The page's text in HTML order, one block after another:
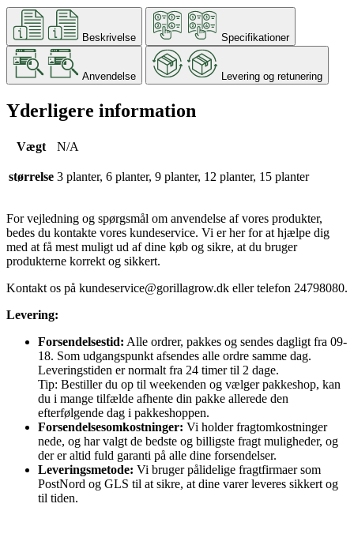
Beskrivelse Specifikationer
Anvendelse Levering og retunering
Yderligere information
Vægt N/A
størrelse 3 planter, 6 planter, 9 planter, 12 planter, 15 planter
For vejledning og spørgsmål om anvendelse af vores produkter,
bedes du kontakte vores kundeservice. Vi er her for at hjælpe dig
med at få mest muligt ud af dine køb og sikre, at du bruger
produkterne korrekt og sikkert.
Kontakt os på kundeservice@gorillagrow.dk eller telefon 24798080.
Levering:
Forsendelsestid: Alle ordrer, pakkes og sendes dagligt fra 09-
18. Som udgangspunkt afsendes alle ordre samme dag.
Leveringstiden er normalt fra 24 timer til 2 dage.
Tip: Bestiller du op til weekenden og vælger pakkeshop, kan
du i mange tilfælde afhente din pakke allerede den
efterfølgende dag i pakkeshoppen.
Forsendelsesomkostninger: Vi holder fragtomkostninger
nede, og har valgt de bedste og billigste fragt muligheder, og
der er altid fuld garanti på alle dine forsendelser.
Leveringsmetode: Vi bruger pålidelige fragtfirmaer som
PostNord og GLS til at sikre, at dine varer leveres sikkert og
til tiden.